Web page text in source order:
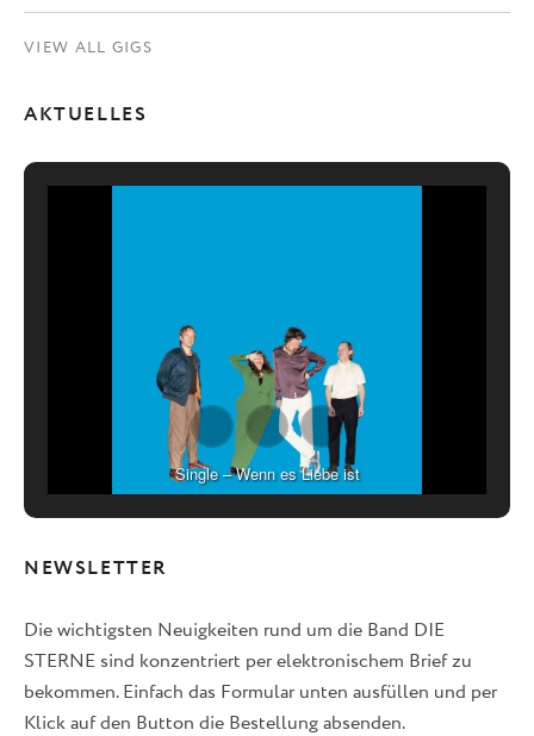
VIEW ALL GIGS
AKTUELLES
Single – Wenn es Liebe ist
NEWSLETTER
Die wichtigsten Neuigkeiten rund um die Band DIE
STERNE sind konzentriert per elektronischem Brief zu
bekommen. Einfach das Formular unten ausfüllen und per
Klick auf den Button die Bestellung absenden.